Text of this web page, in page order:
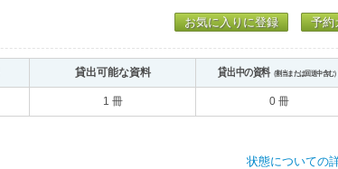
お気に入りに登録 予約
貸出可能な資料 貸出中の資料（割当または回送中含む）
1 冊 0 冊
状態についての